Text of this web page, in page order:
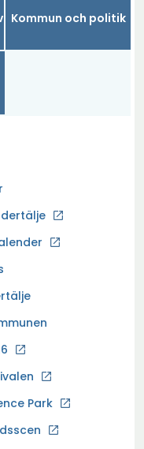
Kommun och politik
Park